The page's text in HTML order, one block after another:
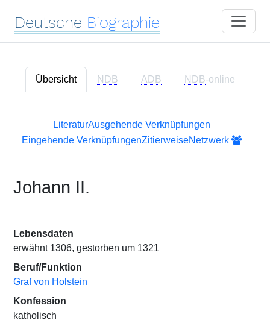
Deutsche Biographie
Übersicht NDB ADB NDB-online
LiteraturAusgehende Verknüpfungen
Eingehende VerknüpfungenZitierweiseNetzwerk
Johann II.
Lebensdaten
erwähnt 1306, gestorben um 1321
Beruf/Funktion
Graf von Holstein
Konfession
katholisch